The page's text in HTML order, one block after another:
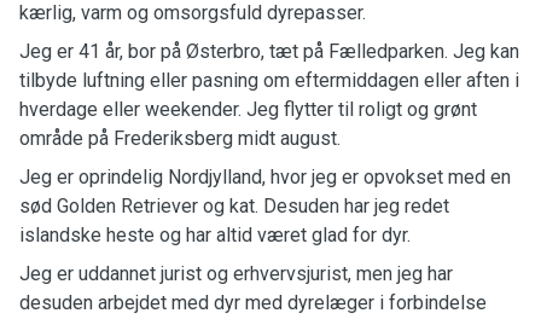
kærlig, varm og omsorgsfuld dyrepasser.
Jeg er 41 år, bor på Østerbro, tæt på Fælledparken. Jeg kan
tilbyde luftning eller pasning om eftermiddagen eller aften i
hverdage eller weekender. Jeg flytter til roligt og grønt
område på Frederiksberg midt august.
Jeg er oprindelig Nordjylland, hvor jeg er opvokset med en
sød Golden Retriever og kat. Desuden har jeg redet
islandske heste og har altid været glad for dyr.
Jeg er uddannet jurist og erhvervsjurist, men jeg har
desuden arbejdet med dyr med dyrelæger i forbindelse